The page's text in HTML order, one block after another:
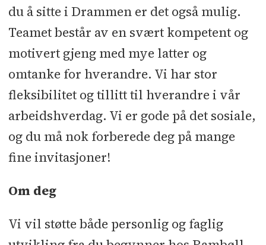
du å sitte i Drammen er det også mulig.
Teamet består av en svært kompetent og
motivert gjeng med mye latter og
omtanke for hverandre. Vi har stor
fleksibilitet og tillitt til hverandre i vår
arbeidshverdag. Vi er gode på det sosiale,
og du må nok forberede deg på mange
fine invitasjoner!
Om deg
Vi vil støtte både personlig og faglig